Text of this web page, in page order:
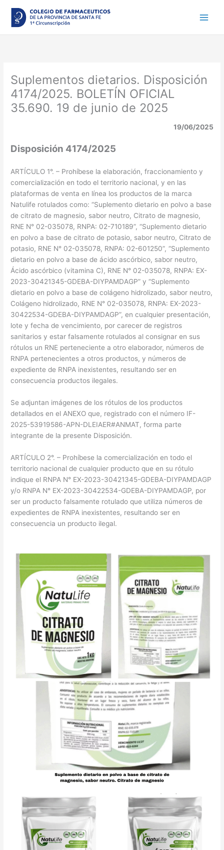
contenido
Suplementos dietarios. Disposición
4174/2025. BOLETÍN OFICIAL
35.690. 19 de junio de 2025
19/06/2025
Disposición 4174/2025
ARTÍCULO 1°. – Prohíbese la elaboración, fraccionamiento y
comercialización en todo el territorio nacional, y en las
plataformas de venta en línea los productos de la marca
Natulife rotulados como: “Suplemento dietario en polvo a base
de citrato de magnesio, sabor neutro, Citrato de magnesio,
RNE N° 02-035078, RNPA: 02-710189”, “Suplemento dietario
en polvo a base de citrato de potasio, sabor neutro, Citrato de
potasio, RNE N° 02-035078, RNPA: 02-601250”, “Suplemento
dietario en polvo a base de ácido ascórbico, sabor neutro,
Ácido ascórbico (vitamina C), RNE N° 02-035078, RNPA: EX-
2023-30421345-GDEBA-DIYPAMDAGP” y “Suplemento
dietario en polvo a base de colágeno hidrolizado, sabor neutro,
Colágeno hidrolizado, RNE N° 02-035078, RNPA: EX-2023-
30422534-GDEBA-DIYPAMDAGP”, en cualquier presentación,
lote y fecha de vencimiento, por carecer de registros
sanitarios y estar falsamente rotulados al consignar en sus
rótulos un RNE perteneciente a otro elaborador, números de
RNPA pertenecientes a otros productos, y números de
expediente de RNPA inexistentes, resultando ser en
consecuencia productos ilegales.
Se adjuntan imágenes de los rótulos de los productos
detallados en el ANEXO que, registrado con el número IF-
2025-53919586-APN-DLEIAER#ANMAT, forma parte
integrante de la presente Disposición.
ARTÍCULO 2°. – Prohíbese la comercialización en todo el
territorio nacional de cualquier producto que en su rótulo
indique el RNPA N° EX-2023-30421345-GDEBA-DIYPAMDAGP
y/o RNPA N° EX-2023-30422534-GDEBA-DIYPAMDAGP, por
ser un producto falsamente rotulado que utiliza números de
expedientes de RNPA inexistentes, resultando ser en
consecuencia un producto ilegal.